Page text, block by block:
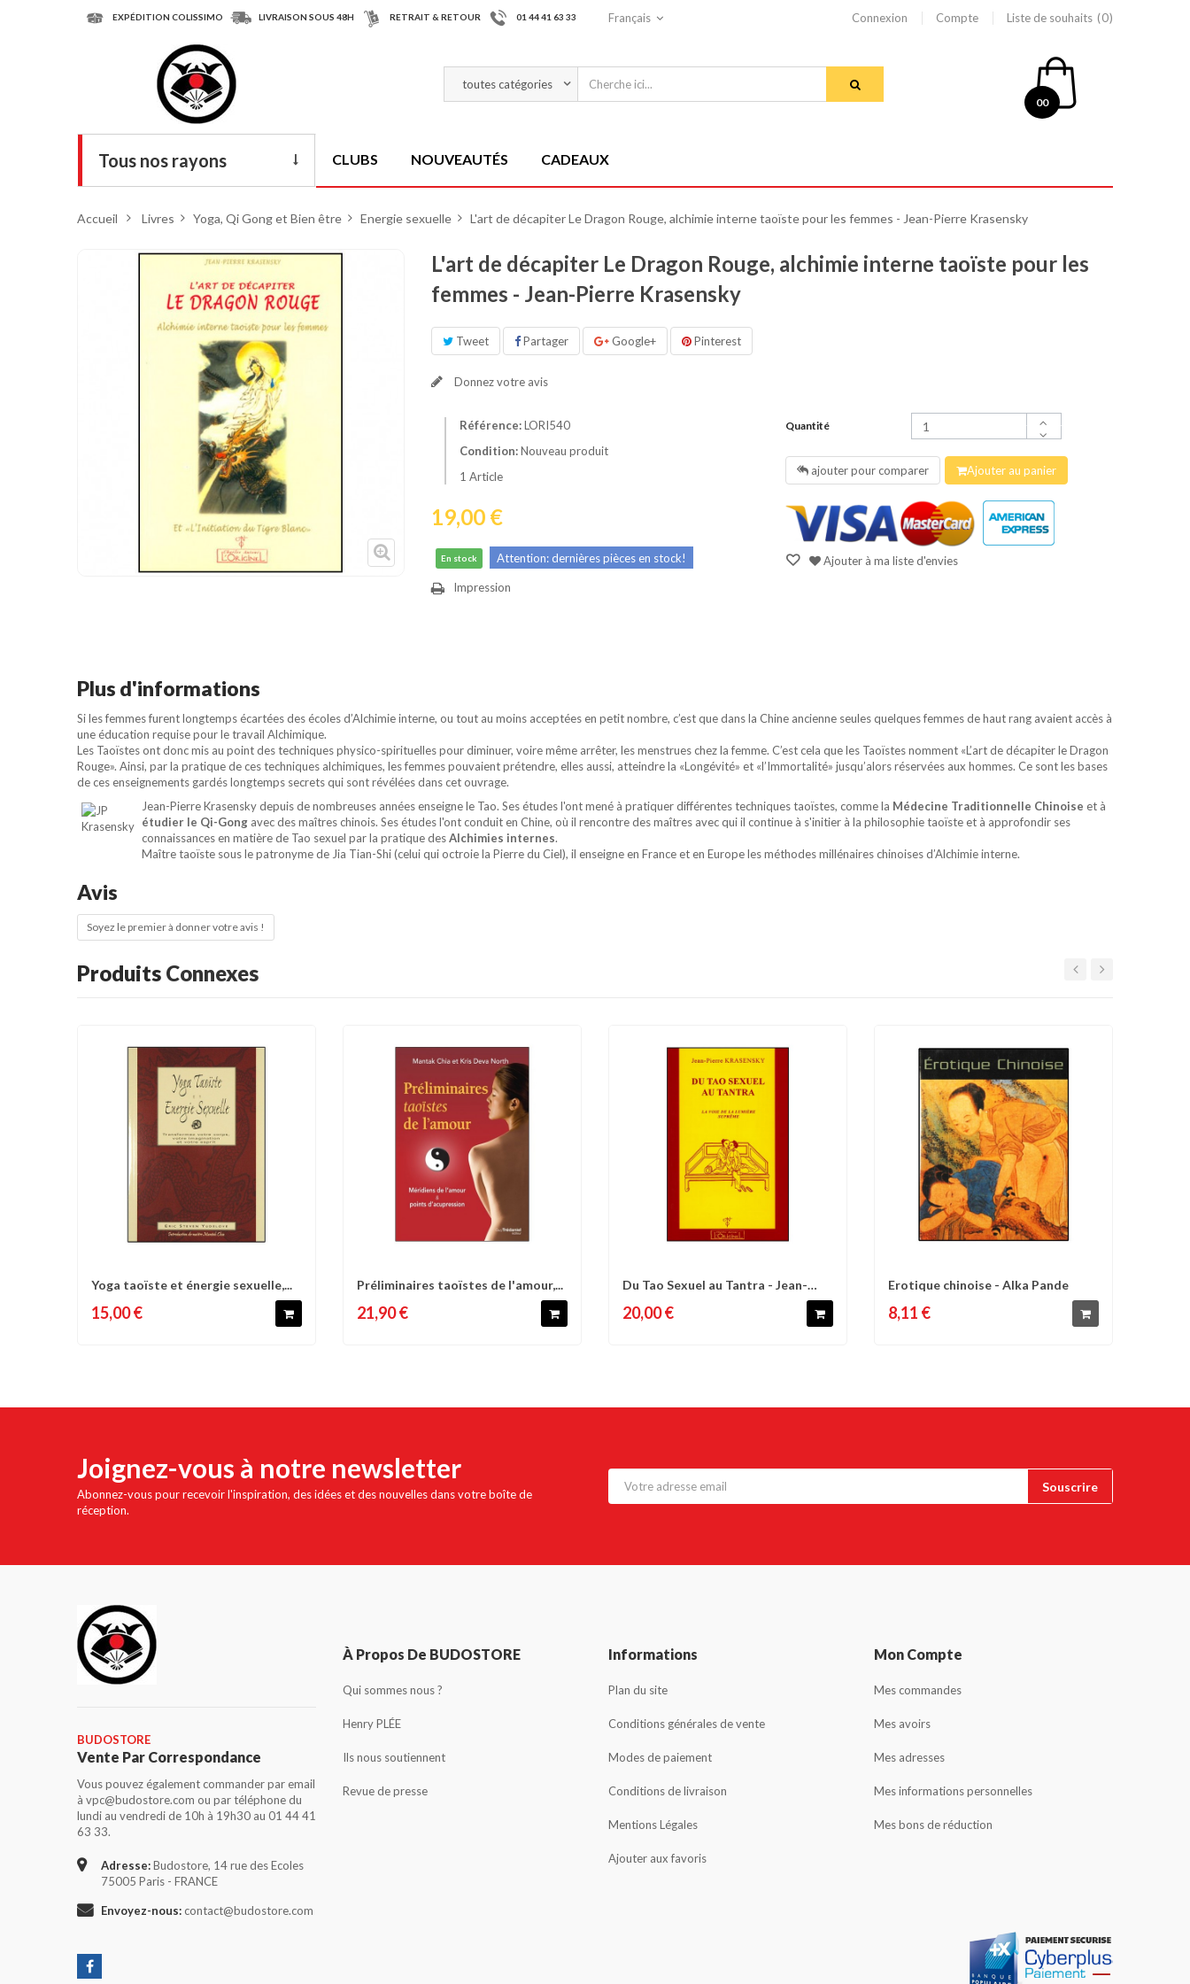
EXPÉDITION COLISSIMO LIVRAISON SOUS 48H RETRAIT & RETOUR 01 44 41 63 33 Français Connexion Compte Liste de souhaits 0
00
Tous nos rayons
Tenues
Cible de frappe
Condition physique
Accessoires
Voir plus
CLUBS NOUVEAUTÉS CADEAUX
Accueil > Livres > Yoga, Qi Gong et Bien être > Energie sexuelle > L'art de décapiter Le Dragon Rouge, alchimie interne taoïste pour les femmes - Jean-Pierre Krasensky
L'art de décapiter Le Dragon Rouge, alchimie interne taoïste pour les
femmes - Jean-Pierre Krasensky
Tweet Partager Google+ Pinterest
Donnez votre avis
Référence:LORI540
Condition:Nouveau produit
1 Article
19,00 €
En stock Attention: dernières pièces en stock!
Impression
Quantité
ajouter pour comparer Ajouter au panier
Ajouter à ma liste d'envies
Plus d'informations
Si les femmes furent longtemps écartées des écoles d’Alchimie interne, ou tout au moins acceptées en petit nombre, c’est que dans la Chine ancienne seules quelques femmes de haut rang avaient accès à
une éducation requise pour le travail Alchimique.
Les Taoïstes ont donc mis au point des techniques physico-spirituelles pour diminuer, voire même arrêter, les menstrues chez la femme. C’est cela que les Taoïstes nomment «L’art de décapiter le Dragon
Rouge». Ainsi, par la pratique de ces techniques alchimiques, les femmes pouvaient prétendre, elles aussi, atteindre la «Longévité» et «l’Immortalité» jusqu’alors réservées aux hommes. Ce sont les bases
de ces enseignements gardés longtemps secrets qui sont révélées dans cet ouvrage.
Jean-Pierre Krasensky depuis de nombreuses années enseigne le Tao. Ses études l'ont mené à pratiquer différentes techniques taoïstes, comme la Médecine Traditionnelle Chinoise et à
étudier le Qi-Gong avec des maîtres chinois. Ses études l'ont conduit en Chine, où il rencontre des maîtres avec qui il continue à s'initier à la philosophie taoïste et à approfondir ses
connaissances en matière de Tao sexuel par la pratique desAlchimies internes.
Maître taoïste sous le patronyme de Jia Tian-Shi (celui qui octroie la Pierre du Ciel), il enseigne en France et en Europe les méthodes millénaires chinoises d’Alchimie interne.
Avis
Soyez le premier à donner votre avis !
Produits Connexes
Comparer Liste d'envies
Yoga taoïste et énergie sexuelle,...
15,00 €
Comparer Liste d'envies
Préliminaires taoïstes de l'amour,...
21,90 €
Comparer Liste d'envies
Du Tao Sexuel au Tantra - Jean-
20,00 €
Comparer Liste d'envies
Erotique chinoise - Alka Pande
8,11 €
Joignez-vous à notre newsletter
Abonnez-vous pour recevoir l'inspiration, des idées et des nouvelles dans votre boîte de
réception.
BUDOSTORE
Vente Par Correspondance
Vous pouvez également commander par email
à vpc@budostore.com ou par téléphone du
lundi au vendredi de 10h à 19h30 au 01 44 41
63 33.
Adresse:Budostore, 14 rue des Ecoles
75005 Paris - FRANCE
Envoyez-nous: contact@budostore.com
À Propos De BUDOSTORE
Qui sommes nous ?
Henry PLÉE
Ils nous soutiennent
Revue de presse
Informations
Plan du site
Conditions générales de vente
Modes de paiement
Conditions de livraison
Mentions Légales
Ajouter aux favoris
Mon Compte
Mes commandes
Mes avoirs
Mes adresses
Mes informations personnelles
Mes bons de réduction